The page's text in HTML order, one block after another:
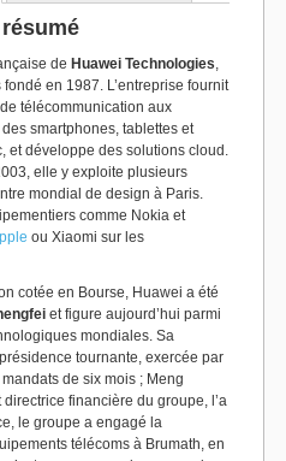
de Huawei Technologies,
en 1987. L’entreprise fournit
télécommunication aux
smartphones, tablettes et
et développe des solutions cloud.
elle y exploite plusieurs
mondial de design à Paris.
comme Nokia et
ou Xiaomi sur les
cotée en Bourse, Huawei a été
et figure aujourd’hui parmi
mondiales. Sa
tournante, exercée par
de six mois ; Meng
financière du groupe, l’a
le groupe a engagé la
télécoms à Brumath, en